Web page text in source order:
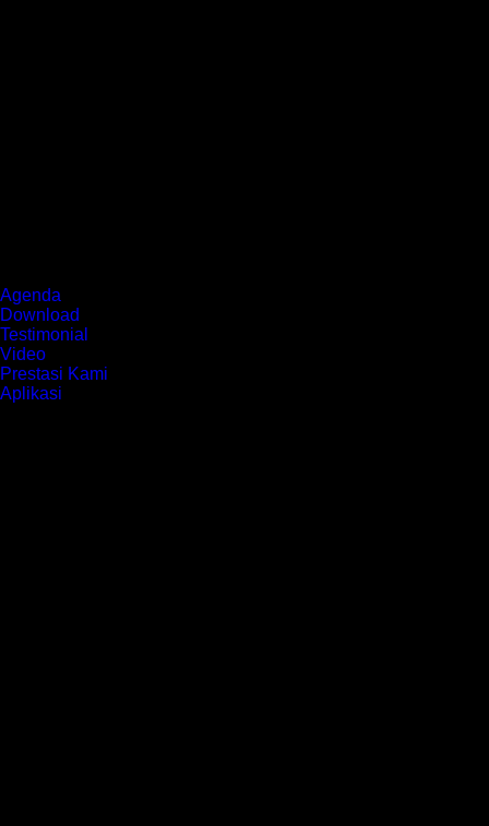
Agenda
Download
Testimonial
Video
Prestasi Kami
Aplikasi